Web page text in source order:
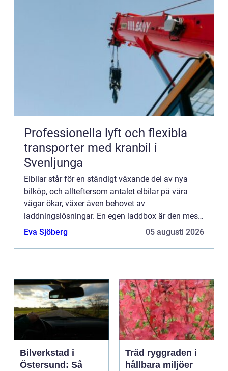
Professionella lyft och flexibla
transporter med kranbil i
Svenljunga
Elbilar står för en ständigt växande del av nya
bilköp, och allteftersom antalet elbilar på våra
vägar ökar, växer även behovet av
laddningslösningar. En egen laddbox är den mest
eff...
Eva Sjöberg 05 augusti 2026
Bilverkstad i
Östersund: Så
Träd ryggraden i
hållbara miljöer